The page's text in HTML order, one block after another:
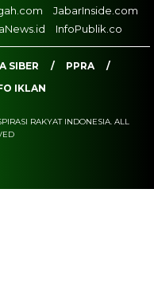
JabarInside.com
InfoPublik.co
SIBER
PPRA
IKLAN
RAKYAT INDONESIA. ALL